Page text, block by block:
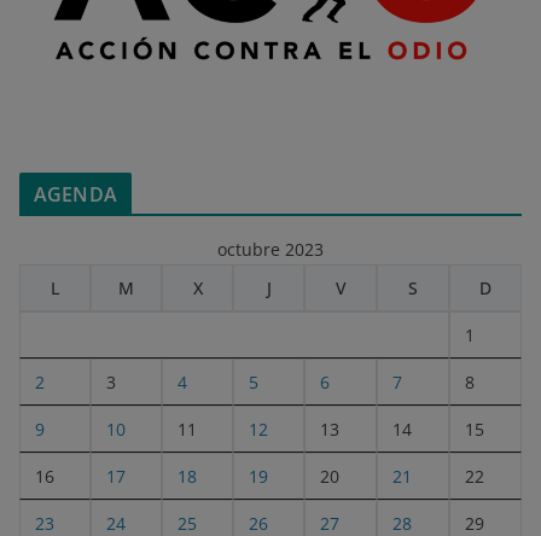
AGENDA
octubre 2023
L
M X J V S D
1
2 3 4 5 6 7 8
9 10 11 12 13 14 15
16 17 18 19 20 21 22
23 24 25 26 27 28 29